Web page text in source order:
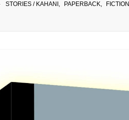
STORIES / KAHANI , PAPERBACK, FICTION